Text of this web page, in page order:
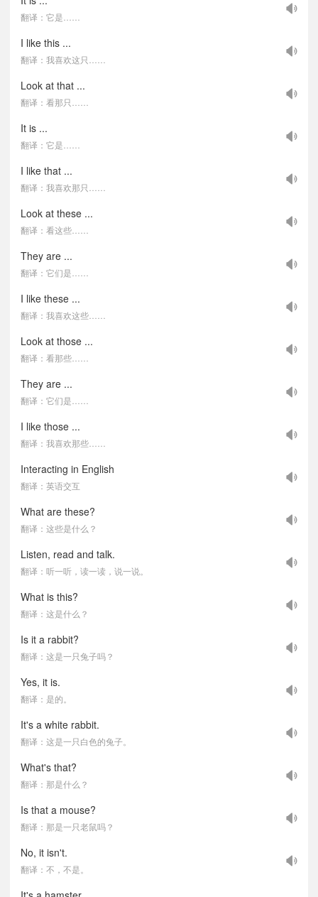
翻译：它是……
I like this ...
翻译：我喜欢这只……
Look at that ...
翻译：看那只……
It is ...
翻译：它是……
I like that ...
翻译：我喜欢那只……
Look at these ...
翻译：看这些……
They are ...
翻译：它们是……
I like these ...
翻译：我喜欢这些……
Look at those ...
翻译：看那些……
They are ...
翻译：它们是……
I like those ...
翻译：我喜欢那些……
Interacting in English
翻译：英语交互
What are these?
翻译：这些是什么？
Listen, read and talk.
翻译：听一听，读一读，说一说。
What is this?
翻译：这是什么？
Is it a rabbit?
翻译：这是一只兔子吗？
Yes, it is.
翻译：是的。
It's a white rabbit.
翻译：这是一只白色的兔子。
What's that?
翻译：那是什么？
Is that a mouse?
翻译：那是一只老鼠吗？
No, it isn't.
翻译：不，不是。